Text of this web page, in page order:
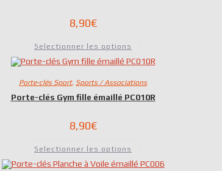
8,90€
Selectionner les options
Porte-clés Sport, Sports / Associations
Porte-clés Gym fille émaillé PC010R
8,90€
Selectionner les options